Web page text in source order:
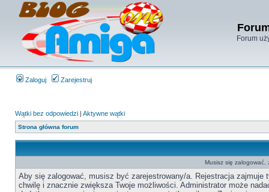
Forum
Zaloguj Zarejestruj
Wątki bez odpowiedzi | Aktywne wątki
Strona główna forum
Musisz się zalogować,
Aby się zalogować, musisz być zarejestrowany/a. Rejestracja zajmuje
chwilę i znacznie zwiększa Twoje możliwości. Administrator może